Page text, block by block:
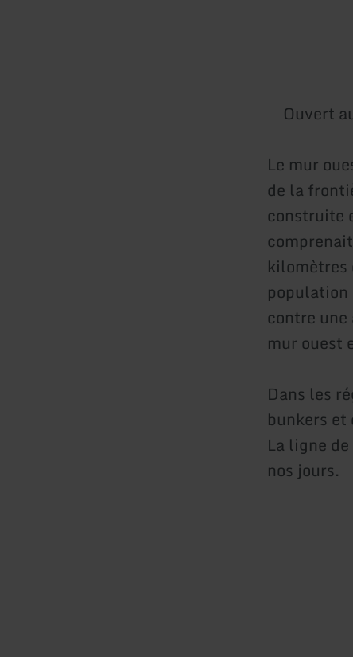
Ouvert
Le mur
de la
construite
population
contre
mur ouest
Dans les
bunkers
La ligne
nos jours.